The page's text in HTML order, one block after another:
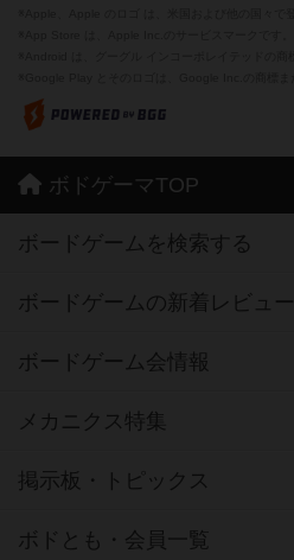
ボドゲーマTOP
ボードゲームを検索する
ボードゲームの新着レビュー
ボードゲーム会情報
メカニクス特集
掲示板・トピックス
ボドとも・会員一覧